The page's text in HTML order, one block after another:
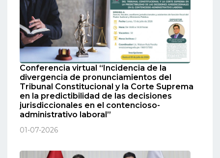
Conferencia virtual “Incidencia de la
divergencia de pronunciamientos del
Tribunal Constitucional y la Corte Suprema
en la predictibilidad de las decisiones
jurisdiccionales en el contencioso-
administrativo laboral”
01-07-2026